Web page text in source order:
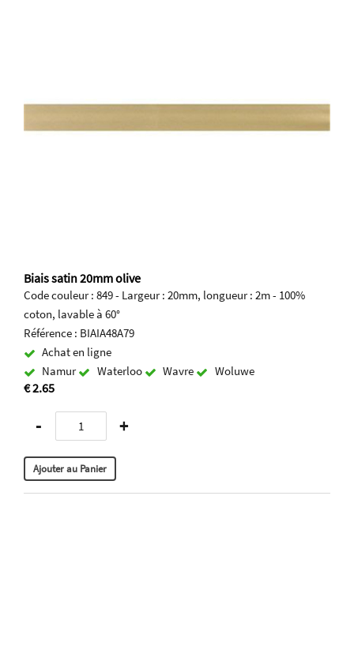
Biais satin 20mm olive
Code couleur : 849 - Largeur : 20mm, longueur : 2m - 100%
coton, lavable à 60°
Référence : BIAIA48A79
Achat en ligne
Namur
Waterloo Wavre Woluwe
€ 2.65
- +